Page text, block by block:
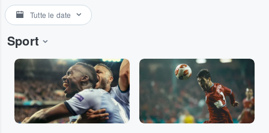
Tutte le date
Sport